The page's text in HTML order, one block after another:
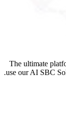
The ultimate
use our AI SBC